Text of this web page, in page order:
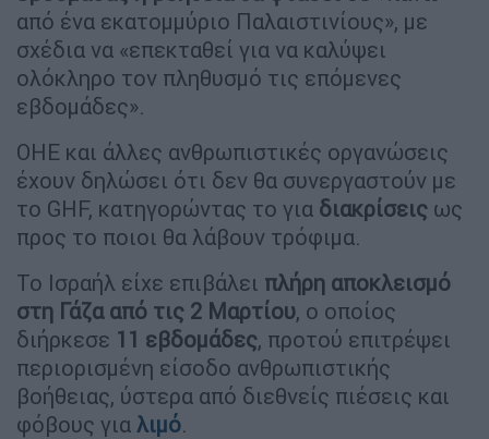
από ένα εκατομμύριο Παλαιστινίους», με
σχέδια να «επεκταθεί για να καλύψει
ολόκληρο τον πληθυσμό τις επόμενες
εβδομάδες».
ΟΗΕ και άλλες ανθρωπιστικές οργανώσεις
έχουν δηλώσει ότι δεν θα συνεργαστούν με
το GHF, κατηγορώντας το για διακρίσεις ως
προς το ποιοι θα λάβουν τρόφιμα.
Το Ισραήλ είχε επιβάλει πλήρη αποκλεισμό
στη Γάζα από τις 2 Μαρτίου, ο οποίος
διήρκεσε 11 εβδομάδες, προτού επιτρέψει
περιορισμένη είσοδο ανθρωπιστικής
βοήθειας, ύστερα από διεθνείς πιέσεις και
φόβους για λιμό.